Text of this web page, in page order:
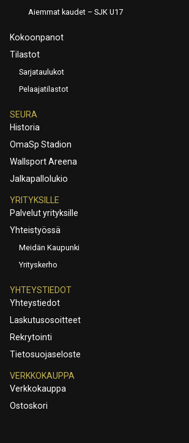
Aiemmat kaudet – SJK U17
Kokoonpanot
Tilastot
Sarjataulukot
Pelaajatilastot
SEURA
Historia
OmaSp Stadion
Wallsport Areena
Jalkapallolukio
YRITYKSILLE
Palvelut yrityksille
Yhteistyössä
Meidän Kaupunki
Yrityskerho
YHTEYSTIEDOT
Yhteystiedot
Laskutusosoitteet
Rekrytointi
Tietosuojaseloste
VERKKOKAUPPA
Verkkokauppa
Ostoskori